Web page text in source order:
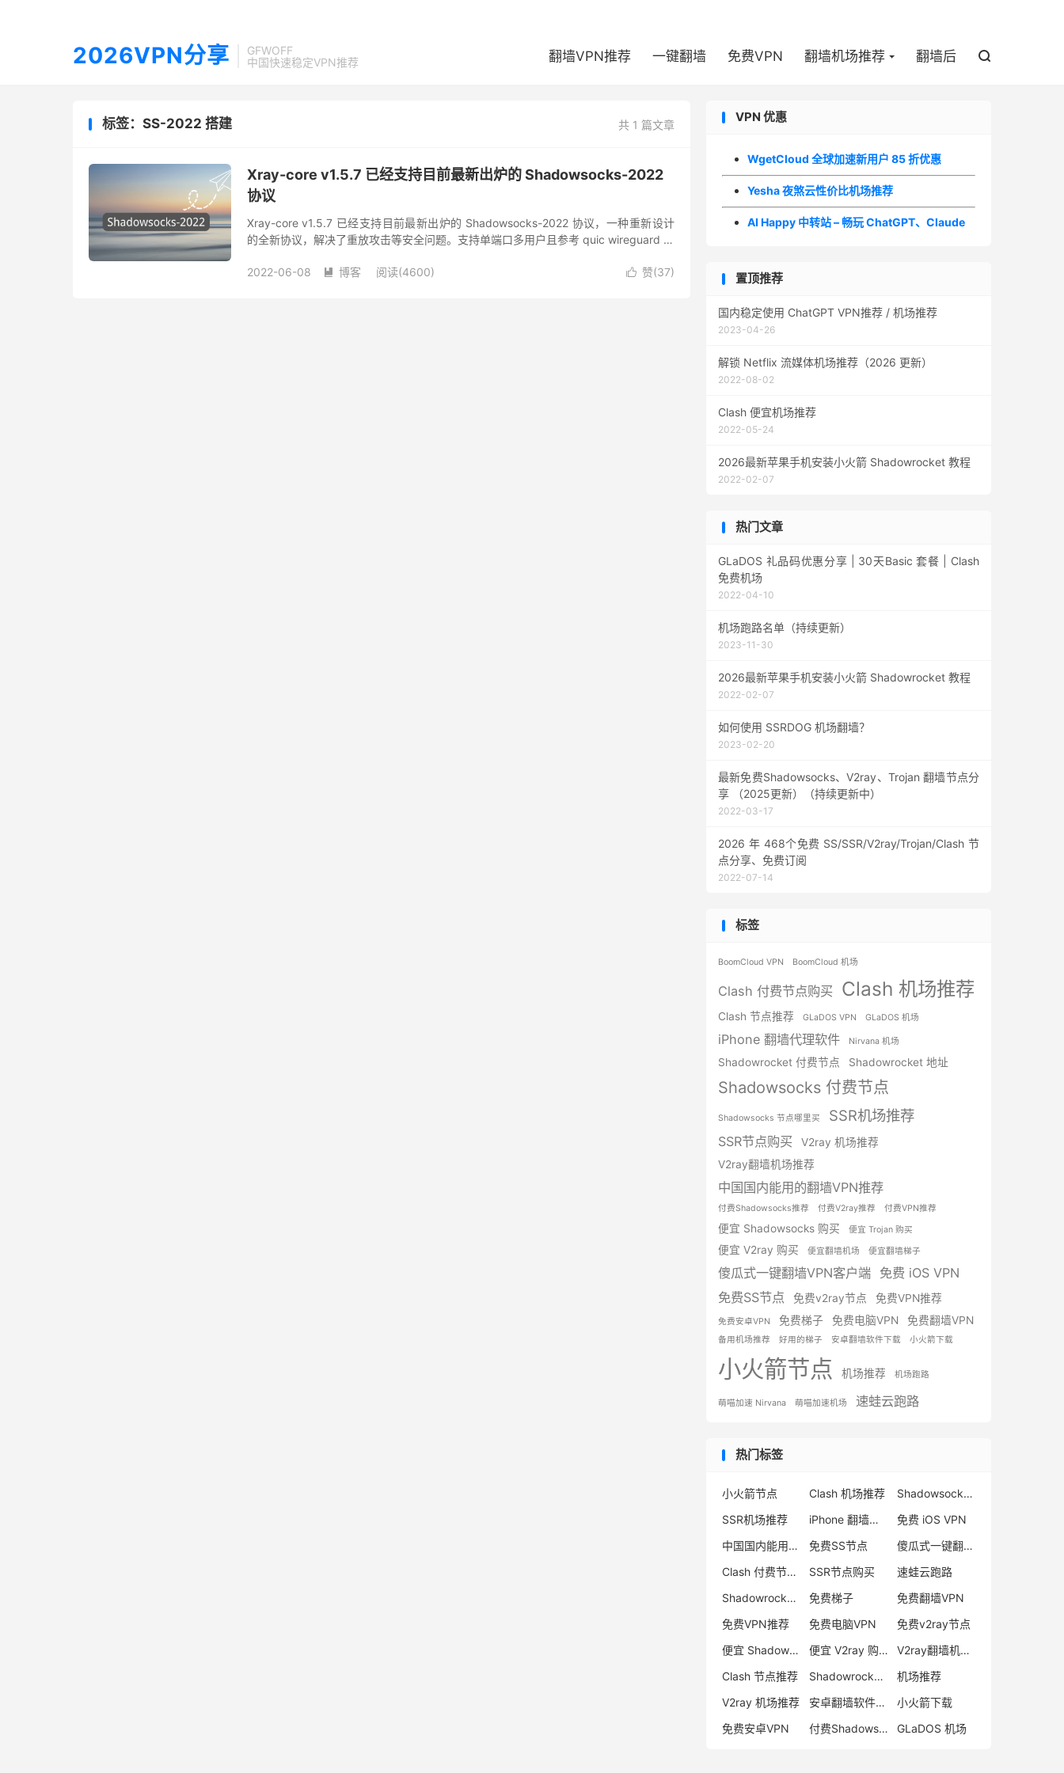
2026VPN分享
GFWOFF
中国快速稳定VPN推荐
翻墙VPN推荐 一键翻墙 免费VPN 翻墙机场推荐 翻墙后 
共 1 篇文章
标签：SS-2022 搭建
Xray-core v1.5.7 已经支持目前最新出炉的 Shadowsocks-2022
协议
Xray-core v1.5.7 已经支持目前最新出炉的 Shadowsocks-2022 协议，一种重新设计
的全新协议，解决了重放攻击等安全问题。支持单端口多用户且参考 quic wireguard 等
 赞(37)
2022-06-08  博客 阅读(4600)
VPN 优惠
WgetCloud 全球加速新用户 85 折优惠
Yesha 夜煞云性价比机场推荐
AI Happy 中转站 – 畅玩 ChatGPT、Claude
置顶推荐
国内稳定使用 ChatGPT VPN推荐 / 机场推荐
2023-04-26
解锁 Netflix 流媒体机场推荐（2026 更新）
2022-08-02
Clash 便宜机场推荐
2022-05-24
2026最新苹果手机安装小火箭 Shadowrocket 教程
2022-02-07
热门文章
GLaDOS 礼品码优惠分享 | 30天Basic 套餐 | Clash
免费机场
2022-04-10
机场跑路名单（持续更新）
2023-11-30
2026最新苹果手机安装小火箭 Shadowrocket 教程
2022-02-07
如何使用 SSRDOG 机场翻墙？
2023-02-20
最新免费Shadowsocks、V2ray、Trojan 翻墙节点分
享 （2025更新）（持续更新中）
2022-03-17
2026 年 468个免费 SS/SSR/V2ray/Trojan/Clash 节
点分享、免费订阅
2022-07-14
标签
BoomCloud VPN BoomCloud 机场
Clash 付费节点购买 Clash 机场推荐
Clash 节点推荐 GLaDOS VPN GLaDOS 机场
iPhone 翻墙代理软件 Nirvana 机场
Shadowrocket 付费节点 Shadowrocket 地址
Shadowsocks 付费节点
Shadowsocks 节点哪里买 SSR机场推荐
SSR节点购买
V2ray 机场推荐
V2ray翻墙机场推荐
中国国内能用的翻墙VPN推荐
付费Shadowsocks推荐 付费V2ray推荐 付费VPN推荐
便宜 Shadowsocks 购买 便宜 Trojan 购买
便宜 V2ray 购买 便宜翻墙机场 便宜翻墙梯子
傻瓜式一键翻墙VPN客户端 免费 iOS VPN
免费SS节点
免费v2ray节点 免费VPN推荐
免费安卓VPN 免费梯子 免费电脑VPN 免费翻墙VPN
备用机场推荐 好用的梯子 安卓翻墙软件下载 小火箭下载
小火箭节点 机场推荐 机场跑路
萌喵加速 Nirvana 萌喵加速机场 速蛙云跑路
热门标签
小火箭节点 Clash 机场推荐
Shadowsocks 付费节点
SSR机场推荐
iPhone 翻墙代理软件
免费 iOS VPN
中国国内能用的翻墙VPN推荐
免费SS节点
傻瓜式一键翻墙VPN客户端
Clash 付费节点购买
SSR节点购买
速蛙云跑路
Shadowrocket 地址
免费梯子
免费翻墙VPN
免费VPN推荐
免费电脑VPN
免费v2ray节点
便宜 Shadowsocks 购买
便宜 V2ray 购买
V2ray翻墙机场推荐
Clash 节点推荐
Shadowrocket 付费节点
机场推荐
V2ray 机场推荐
安卓翻墙软件下载
小火箭下载
免费安卓VPN
付费Shadowsocks推荐 GLaDOS 机场